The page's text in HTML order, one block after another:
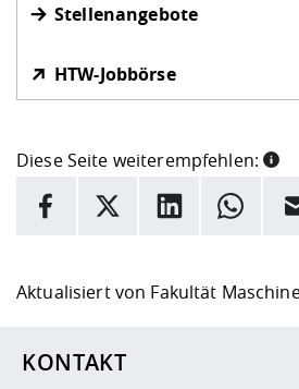
Stellenangebote
HTW-Jobbörse
Diese Seite weiterempfehlen:
INFORMATION
Hier stehen weitere
Facebook
X LinkedInWhatsapp
E-
Aktualisiert von Fakultät
KONTAKT